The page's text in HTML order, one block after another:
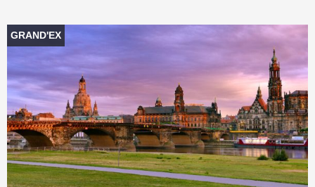
GRAND'EX